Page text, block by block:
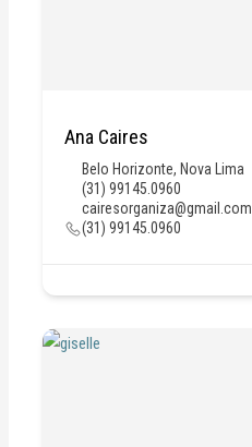
Ana Caires
Belo Horizonte, Nova Lima
(31) 99145.0960
cairesorganiza@gmail.com
(31) 99145.0960